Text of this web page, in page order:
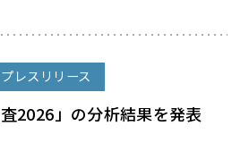
プレスリリース
2026」の分析結果を発表